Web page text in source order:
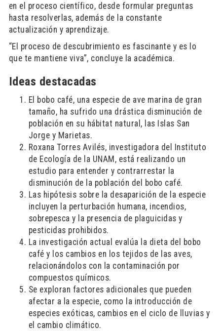
en el proceso científico, desde formular preguntas
hasta resolverlas, además de la constante
actualización y aprendizaje.
“El proceso de descubrimiento es fascinante y es lo
que te mantiene viva”, concluye la académica.
Ideas destacadas
El bobo café, una especie de ave marina de gran
tamaño, ha sufrido una drástica disminución de
población en su hábitat natural, las Islas San
Jorge y Marietas.
Roxana Torres Avilés, investigadora del Instituto
de Ecología de la UNAM, está realizando un
estudio para entender y contrarrestar la
disminución de la población del bobo café.
Las hipótesis sobre la desaparición de la especie
incluyen la perturbación humana, incendios,
sobrepesca y la presencia de plaguicidas y
pesticidas prohibidos.
La investigación actual evalúa la dieta del bobo
café y los cambios en los tejidos de las aves,
relacionándolos con la contaminación por
compuestos químicos.
Se exploran factores adicionales que pueden
afectar a la especie, como la introducción de
especies exóticas, cambios en el ciclo de lluvias y
el cambio climático.